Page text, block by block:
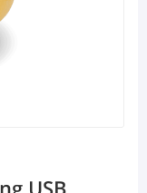
USB